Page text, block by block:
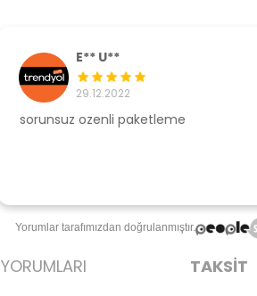
E** U**
29.12.2022
sorunsuz ozenli paketleme
Yorumlar tarafımızdan doğrulanmıştır.
YORUMLARI TAKSİT